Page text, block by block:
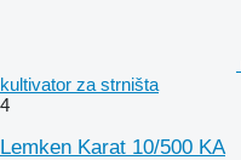
kultivator za strništa
4
Lemken Karat 10/500 KA